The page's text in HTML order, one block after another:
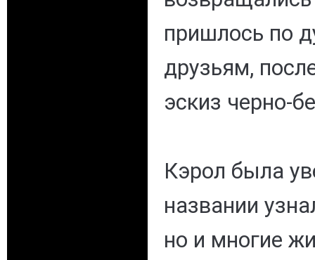
пришлось по
друзьям,
эскиз черно-
Кэрол была
названии
но и многие